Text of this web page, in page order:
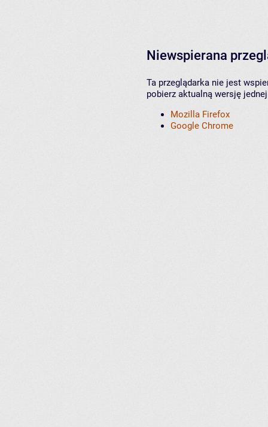
Niewspierana
Ta przeglądarka nie jest
pobierz aktualną wersję
Mozilla Firefox
Google Chrome